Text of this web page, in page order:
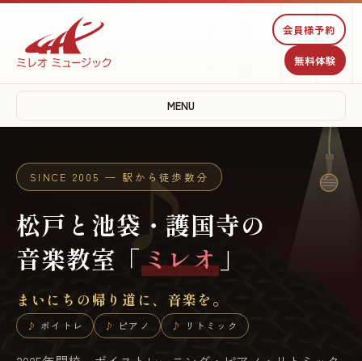
会員様予約
無料体験
MENU
♫
SINCE 2005 — 駅から徒歩数分
松戸と池袋・護国寺の
音楽教室「ミレオ 」
まいにちの帰り道に、音楽を。
ボイトレ ピアノ リトミック